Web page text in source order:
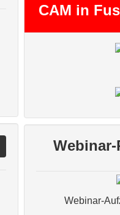
CAM in
Webinar-
Webinar-